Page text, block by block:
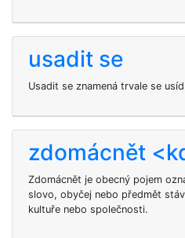
usadit se
Usadit se znamená trvale se
zdomácnět
Zdomácnět je obecný pojem
slovo, obyčej nebo předmět
kultuře nebo společnosti.